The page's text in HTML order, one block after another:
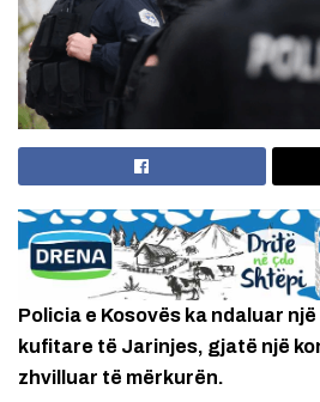
Policia e Kosovës ka ndaluar
kufitare të Jarinjes, gjatë një
zhvilluar të mërkurën.